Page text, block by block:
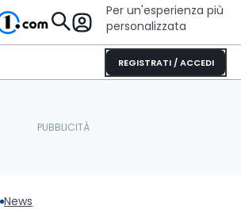
Per un'esperienza più
personalizzata
REGISTRATI / ACCEDI
News